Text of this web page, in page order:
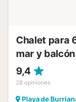
Chalet para
mar y balcón
9,4
28 opiniones
Playa de